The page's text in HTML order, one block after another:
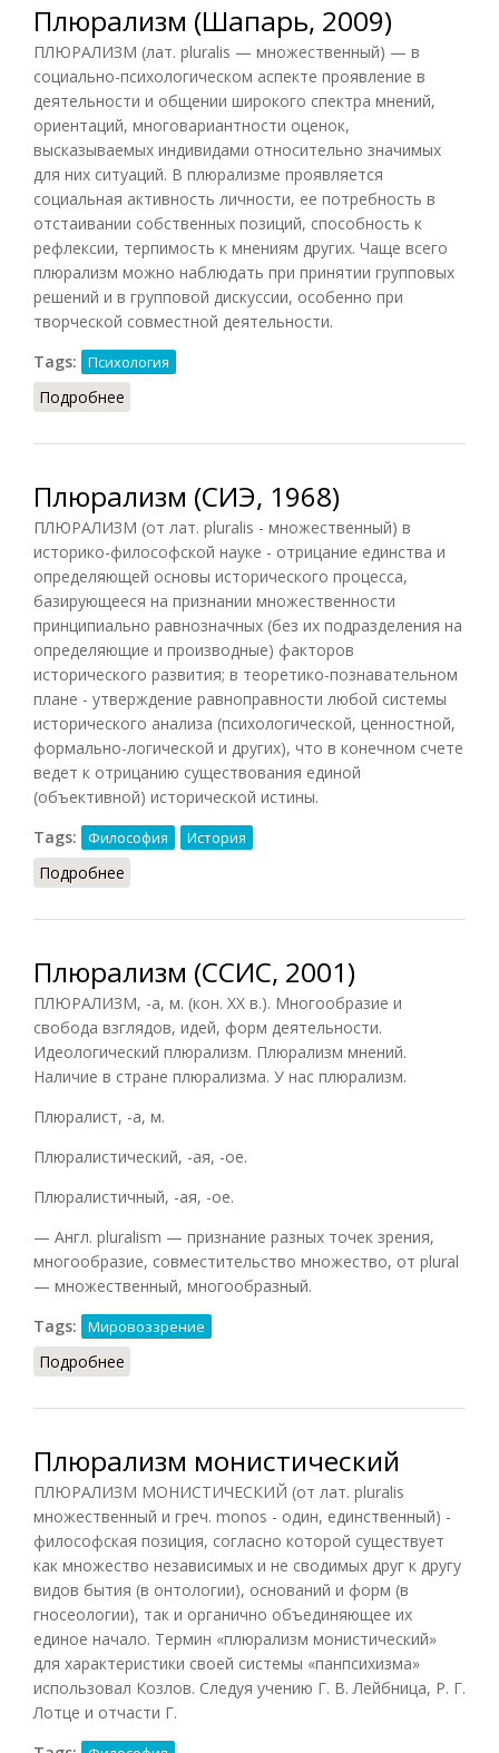
Плюрализм (Шапарь, 2009)
ПЛЮРАЛИЗМ (лат. pluralis — множественный) — в
социально-психологическом аспекте проявление в
деятельности и общении широкого спектра мнений,
ориентаций, многовариантности оценок,
высказываемых индивидами относительно значимых
для них ситуаций. В плюрализме проявляется
социальная активность личности, ее потребность в
отстаивании собственных позиций, способность к
рефлексии, терпимость к мнениям других. Чаще всего
плюрализм можно наблюдать при принятии групповых
решений и в групповой дискуссии, особенно при
творческой совместной деятельности.
Tags:
Психология
Подробнее
Плюрализм (СИЭ, 1968)
ПЛЮРАЛИЗМ (от лат. pluralis - множественный) в
историко-философской науке - отрицание единства и
определяющей основы исторического процесса,
базирующееся на признании множественности
принципиально равнозначных (без их подразделения на
определяющие и производные) факторов
исторического развития; в теоретико-познавательном
плане - утверждение равноправности любой системы
исторического анализа (психологической, ценностной,
формально-логической и других), что в конечном счете
ведет к отрицанию существования единой
(объективной) исторической истины.
Tags:
Философия История
Подробнее
Плюрализм (ССИС, 2001)
ПЛЮРАЛИЗМ, -а, м. (кон. XX в.). Многообразие и
свобода взглядов, идей, форм деятельности.
Идеологический плюрализм. Плюрализм мнений.
Наличие в стране плюрализма. У нас плюрализм.
Плюралист, -а, м.
Плюралистический, -ая, -ое.
Плюралистичный, -ая, -ое.
— Англ. pluralism — признание разных точек зрения,
многообразие, совместительство множество, от plural
— множественный, многообразный.
Tags:
Мировоззрение
Подробнее
Плюрализм монистический
ПЛЮРАЛИЗМ МОНИСТИЧЕСКИЙ (от лат. pluralis
множественный и греч. monos - один, единственный) -
философская позиция, согласно которой существует
как множество независимых и не сводимых друг к другу
видов бытия (в онтологии), оснований и форм (в
гносеологии), так и органично объединяющее их
единое начало. Термин «плюрализм монистический»
для характеристики своей системы «панпсихизма»
использовал Козлов. Следуя учению Г. В. Лейбница, Р. Г.
Лотце и отчасти Г.